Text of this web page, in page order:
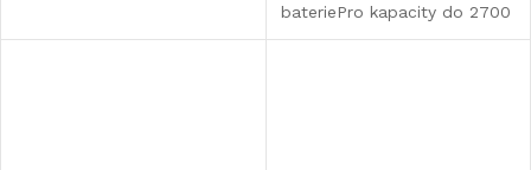
bateriePro kapacity do 2700
AhRozsah měření 7 - 32 V